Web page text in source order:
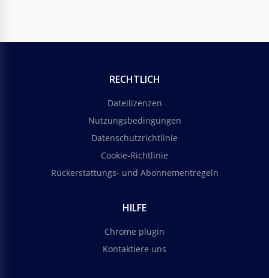
RECHTLICH
Dateilizenzen
Nutzungsbedingungen
Datenschutzrichtlinie
Cookie-Richtlinie
Rückerstattungs- und Abonnementregeln
HILFE
Chrome plugin
Kontaktiere uns